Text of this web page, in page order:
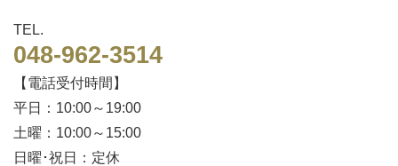
TEL.
048-962-3514
【電話受付時間】
平日：10:00～19:00
土曜：10:00～15:00
日曜･祝日：定休